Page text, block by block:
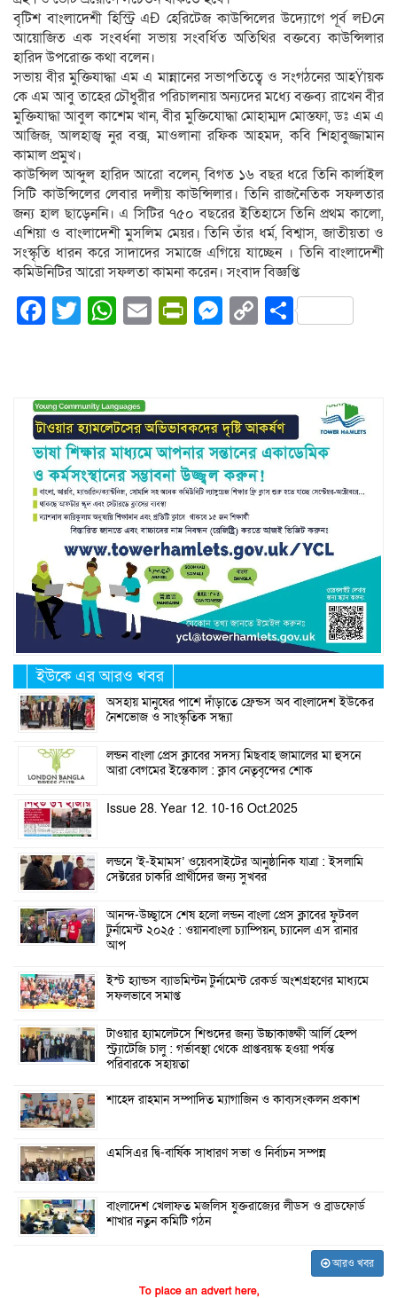
বৃটিশ বাংলাদেশী হিস্ট্রি এÐ হেরিটেজ কাউন্সিলের উদ্যোগে পূর্ব লÐনে
আয়োজিত এক সংবর্ধনা সভায় সংবর্ধিত অতিথির বক্তব্যে কাউন্সিলার
হারিদ উপরোক্ত কথা বলেন।
সভায় বীর মুক্তিযাদ্ধা এম এ মান্নানের সভাপতিত্বে ও সংগঠনের আহŸায়ক
কে এম আবু তাহের চৌধুরীর পরিচালনায় অন্যদের মধ্যে বক্তব্য রাখেন বীর
মুক্তিযাদ্ধা আবুল কাশেম খান, বীর মুক্তিযোদ্ধা মোহাম্মদ মোস্তফা, ডঃ এম এ
আজিজ, আলহাজ্ব নুর বক্স, মাওলানা রফিক আহমদ, কবি শিহাবুজ্জামান
কামাল প্রমুখ।
কাউন্সিল আব্দুল হারিদ আরো বলেন, বিগত ১৬ বছর ধরে তিনি কার্লাইল
সিটি কাউন্সিলের লেবার দলীয় কাউন্সিলার। তিনি রাজনৈতিক সফলতার
জন্য হাল ছাড়েননি। এ সিটির ৭৫০ বছরের ইতিহাসে তিনি প্রথম কালো,
এশিয়া ও বাংলাদেশী মুসলিম মেয়র। তিনি তাঁর ধর্ম, বিশ্বাস, জাতীয়তা ও
সংস্কৃতি ধারন করে সাদাদের সমাজে এগিয়ে যাচ্ছেন । তিনি বাংলাদেশী
কমিউনিটির আরো সফলতা কামনা করেন। সংবাদ বিজ্ঞপ্তি
Facebook
Twitter
WhatsApp
EmailPrintFriendly
Messenger
CopyShare
ইউকে এর আরও খবর
অসহায় মানুষের পাশে দাঁড়াতে ফ্রেন্ডস অব বাংলাদেশ ইউকের
নৈশভোজ ও সাংস্কৃতিক সন্ধ্যা
লন্ডন বাংলা প্রেস ক্লাবের সদস্য মিছবাহ জামালের মা হুসনে
আরা বেগমের ইন্তেকাল : ক্লাব নেতৃবৃন্দের শোক
Issue 28. Year 12. 10-16 Oct.2025
লন্ডনে ‘ই-ইমামস’ ওয়েবসাইটের আনুষ্ঠানিক যাত্রা : ইসলামি
সেক্টরের চাকরি প্রার্থীদের জন্য সুখবর
আনন্দ-উচ্ছ্বাসে শেষ হলো লন্ডন বাংলা প্রেস ক্লাবের ফুটবল
টুর্নামেন্ট ২০২৫ : ওয়ানবাংলা চ্যাম্পিয়ন, চ্যানেল এস রানার
আপ
ইস্ট হ্যান্ডস ব্যাডমিন্টন টুর্নামেন্ট রেকর্ড অংশগ্রহণের মাধ্যমে
সফলভাবে সমাপ্ত
টাওয়ার হ্যামলেটসে শিশুদের জন্য উচ্চাকাঙ্ক্ষী আর্লি হেল্প
স্ট্র্যাটেজি চালু : গর্ভাবস্থা থেকে প্রাপ্তবয়স্ক হওয়া পর্যন্ত
পরিবারকে সহায়তা
শাহেদ রাহমান সম্পাদিত ম্যাগাজিন ও কাব্যসংকলন প্রকাশ
এমসিএর দ্বি-বার্ষিক সাধারণ সভা ও নির্বাচন সম্পন্ন
বাংলাদেশ খেলাফত মজলিস যুক্তরাজ্যের লীডস ও ব্রাডফোর্ড
শাখার নতুন কমিটি গঠন
আরও খবর
To place an advert here,